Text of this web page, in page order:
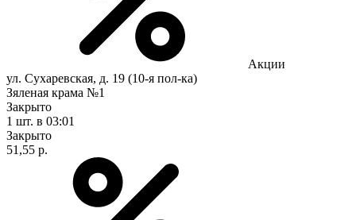
Акции
ул. Сухаревская, д. 19 (10-я пол-ка)
Зяленая крама №1
Закрыто
1 шт. в 03:01
Закрыто
51,55 р.